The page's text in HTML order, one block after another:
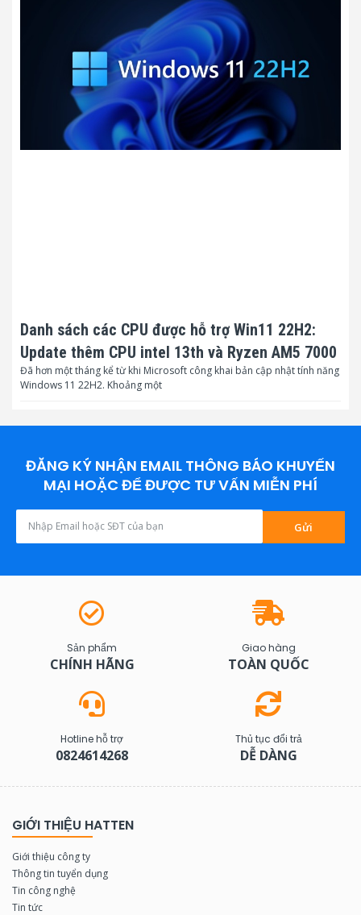
Danh sách các CPU được hỗ trợ Win11 22H2:
Update thêm CPU intel 13th và Ryzen AM5 7000
Đã hơn một tháng kể từ khi Microsoft công khai bản cập nhật tính năng
Windows 11 22H2. Khoảng một
ĐĂNG KÝ NHẬN EMAIL THÔNG BÁO KHUYẾN
MẠI HOẶC ĐỂ ĐƯỢC TƯ VẤN MIỄN PHÍ
Gửi
Sản phẩm
CHÍNH HÃNG
Giao hàng
TOÀN QUỐC
Hotline hỗ trợ
0824614268
Thủ tục đổi trả
DỄ DÀNG
GIỚI THIỆU HATTEN
Giới thiệu công ty
Thông tin tuyển dụng
Tin công nghệ
Tin tức